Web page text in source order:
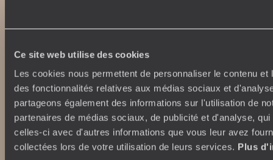
Ce site web utilise des cookies
Les cookies nous permettent de personnaliser le contenu et
des fonctionnalités relatives aux médias sociaux et
partageons également des informations sur l'utilisation de
partenaires de médias sociaux, de publicité et d'analyse,
celles-ci avec d'autres informations que vous leur avez
collectées lors de votre utilisation de leurs services. Plus
Tourisme responsable
Qui sommes-nous ?
Où nous trouver ?
L’Esprit Voyageurs
Le voyage sur mesure
Voyage de noces
Vacances en famille
Week-end en amoureux
Vacances d’été
Croisière
Voyage de luxe
Tour du Monde